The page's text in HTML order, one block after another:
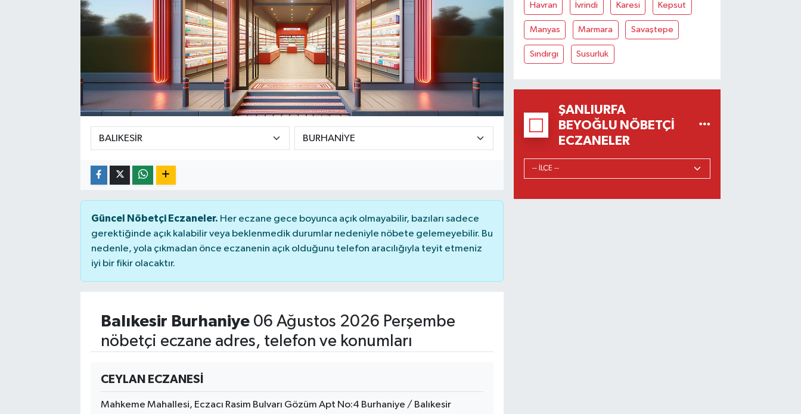
Güncel Nöbetçi Eczaneler. Her eczane gece boyunca açık olmayabilir, bazıları sadece
gerektiğinde açık kalabilir veya beklenmedik durumlar nedeniyle nöbete gelemeyebilir. Bu
nedenle, yola çıkmadan önce eczanenin açık olduğunu telefon aracılığıyla teyit etmeniz
iyi bir fikir olacaktır.
Balıkesir Burhaniye06 Ağustos 2026 Perşembe
nöbetçi eczane adres, telefon ve konumları
CEYLAN ECZANESİ
Mahkeme Mahallesi, Eczacı Rasim Bulvarı Gözüm Apt No:4 Burhaniye / Balıkesir
Havran İvrindi Karesi Kepsut
Manyas Marmara Savaştepe
Sındırgı Susurluk
ŞANLIURFA
BEYOĞLU NÖBETÇI
ECZANELER